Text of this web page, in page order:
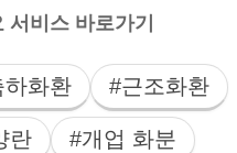
비스 바로가기
하화환 #근조화환
란 #개업 화분